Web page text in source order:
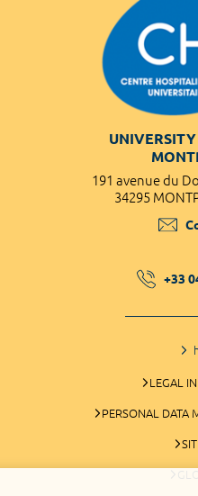
191 avenue du
34295
+33
LEGAL
PERSONAL DATA